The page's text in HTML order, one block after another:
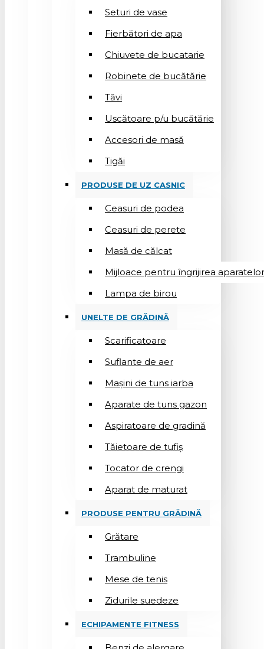
Seturi de vase
Fierbători de apa
Chiuvete de bucatarie
Robinete de bucătărie
Tăvi
Uscătoare p/u bucătărie
Accesori de masă
Tigăi
PRODUSE DE UZ CASNIC
Ceasuri de podea
Ceasuri de perete
Masă de călcat
Mijloace pentru îngrijirea
Lampa de birou
UNELTE DE GRĂDINĂ
Scarificatoare
Suflantе de aer
Mașini de tuns iarba
Aparate de tuns gazon
Aspiratoare de gradină
Tăietoare de tufiș
Tocator de crengi
Aparat de maturat
PRODUSE PENTRU GRĂDINĂ
Grătare
Trambuline
Mese de tenis
Zidurile suedeze
ECHIPAMENTE FITNESS